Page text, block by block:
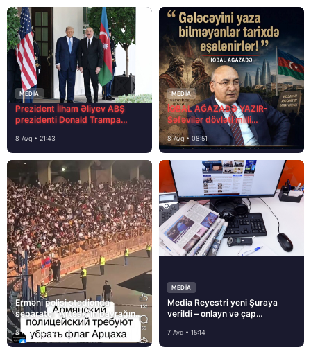
MEDİA
Prezident İlham Əliyev ABŞ
prezidenti Donald Trampa
8 Avq • 21:43
MEDİA
İQBAL AĞAZADƏ YAZIR-
Səfəvilər dövləti milli
dövlətdirmi?
8 Avq • 08:51
Erməni polisi stadionda
separatçı “Artsax”ın bayrağını
müsadirə etdi və…
8 Avq • 08:39
MEDİA
Media Reyestri yeni Şuraya
verildi – onlayn və çap
7 Avq • 15:14